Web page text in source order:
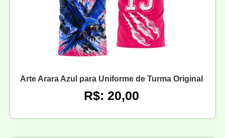
Arte Arara Azul para Uniforme de Turma Original
R$: 20,00